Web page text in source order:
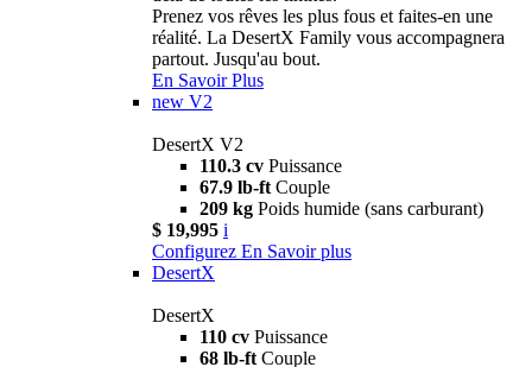
Prenez vos rêves les plus fous et faites-en une
réalité. La DesertX Family vous accompagnera
partout. Jusqu'au bout.
En Savoir Plus
new V2
DesertX V2
110.3 cv Puissance
67.9 lb-ft Couple
209 kg Poids humide (sans carburant)
$ 19,995 i
Configurez En Savoir plus
DesertX
DesertX
110 cv Puissance
68 lb-ft Couple